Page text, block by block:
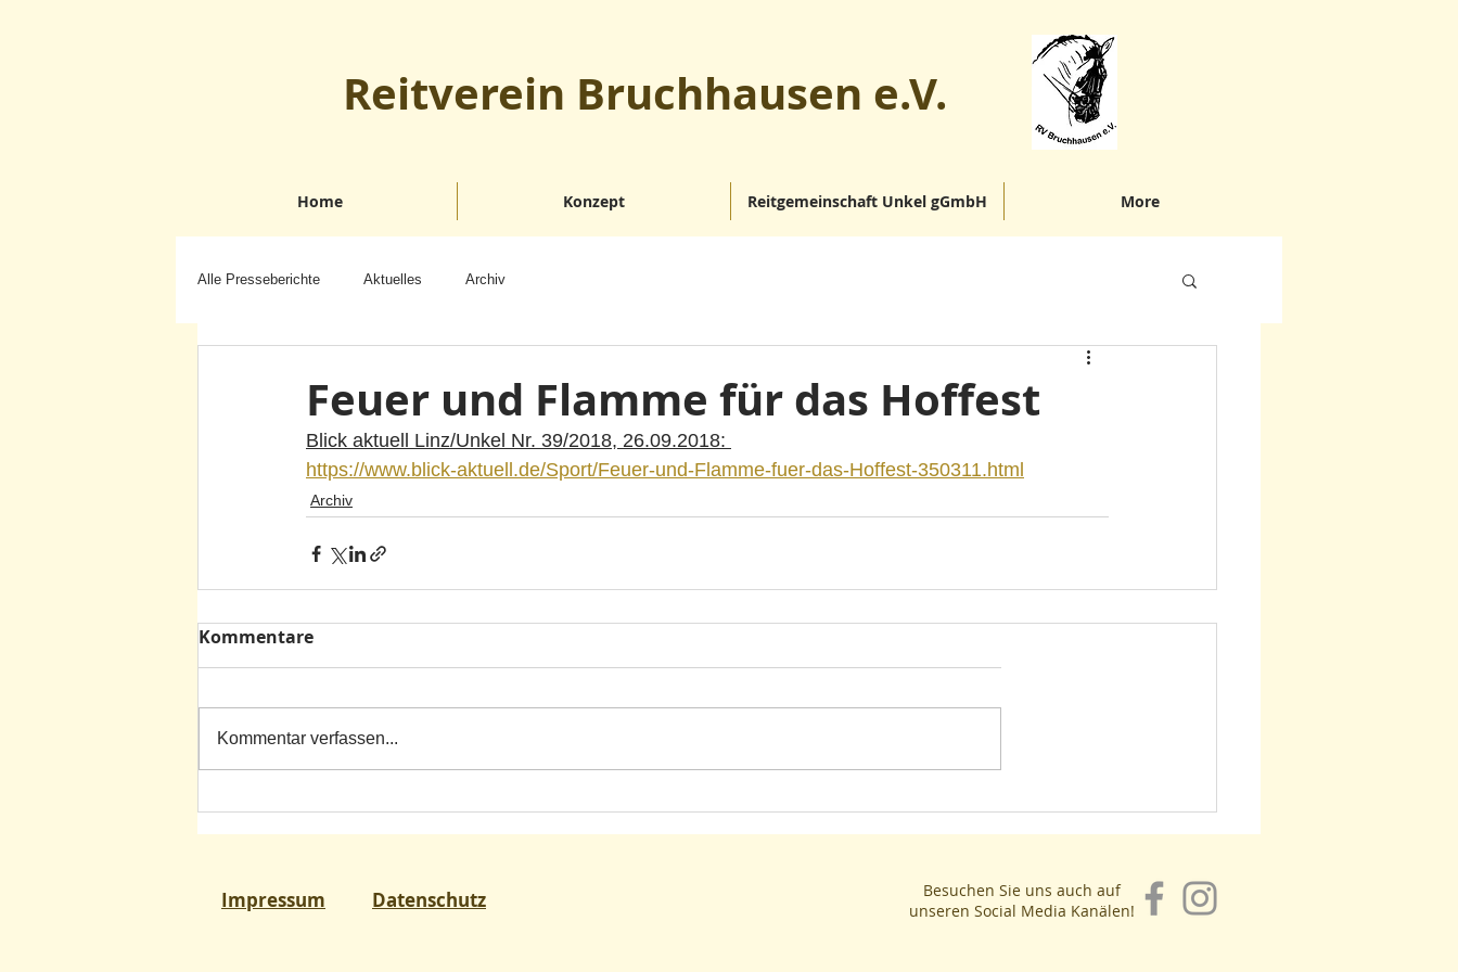
Home Konzept Reitgemeinschaft Unkel gGmbH More
Reitverein Bruchhausen e.V.
Alle Presseberichte Aktuelles Archiv
Feuer und Flamme für das Hoffest
Blick aktuell Linz/Unkel Nr. 39/2018, 26.09.2018:
https://www.blick-aktuell.de/Sport/Feuer-und-Flamme-fuer-das-Hoffest-350311.html
Archiv
Kommentare
Kommentar verfassen...
Impressum Datenschutz
Besuchen Sie uns auch auf
unseren Social Media Kanälen!